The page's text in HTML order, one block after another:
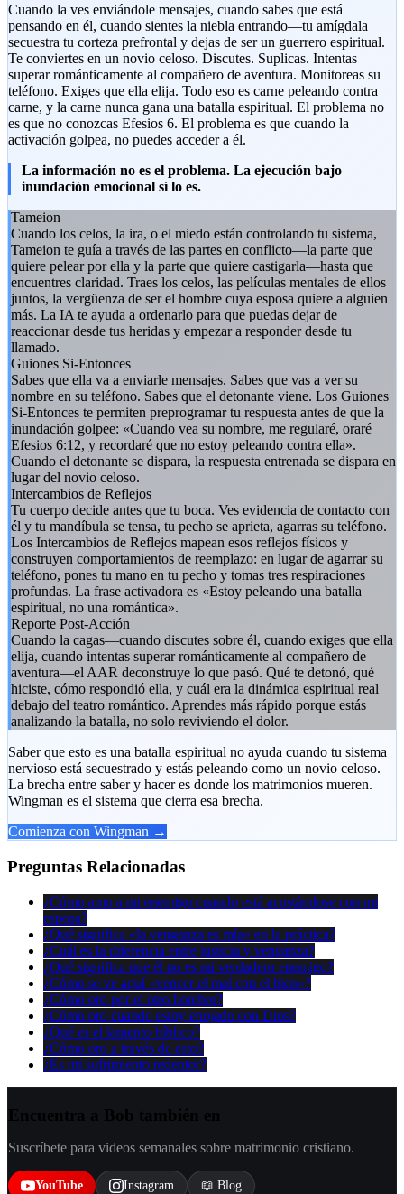
Cuando la ves enviándole mensajes, cuando sabes que está
pensando en él, cuando sientes la niebla entrando—tu amígdala
secuestra tu corteza prefrontal y dejas de ser un guerrero espiritual.
Te conviertes en un novio celoso. Discutes. Suplicas. Intentas
superar románticamente al compañero de aventura. Monitoreas su
teléfono. Exiges que ella elija. Todo eso es carne peleando contra
carne, y la carne nunca gana una batalla espiritual. El problema no
es que no conozcas Efesios 6. El problema es que cuando la
activación golpea, no puedes acceder a él.
La información no es el problema. La ejecución bajo
inundación emocional sí lo es.
Tameion
Cuando los celos, la ira, o el miedo están controlando tu sistema,
Tameion te guía a través de las partes en conflicto—la parte que
quiere pelear por ella y la parte que quiere castigarla—hasta que
encuentres claridad. Traes los celos, las películas mentales de ellos
juntos, la vergüenza de ser el hombre cuya esposa quiere a alguien
más. La IA te ayuda a ordenarlo para que puedas dejar de
reaccionar desde tus heridas y empezar a responder desde tu
llamado.
Guiones Si-Entonces
Sabes que ella va a enviarle mensajes. Sabes que vas a ver su
nombre en su teléfono. Sabes que el detonante viene. Los Guiones
Si-Entonces te permiten preprogramar tu respuesta antes de que la
inundación golpee: «Cuando vea su nombre, me regularé, oraré
Efesios 6:12, y recordaré que no estoy peleando contra ella».
Cuando el detonante se dispara, la respuesta entrenada se dispara en
lugar del novio celoso.
Intercambios de Reflejos
Tu cuerpo decide antes que tu boca. Ves evidencia de contacto con
él y tu mandíbula se tensa, tu pecho se aprieta, agarras su teléfono.
Los Intercambios de Reflejos mapean esos reflejos físicos y
construyen comportamientos de reemplazo: en lugar de agarrar su
teléfono, pones tu mano en tu pecho y tomas tres respiraciones
profundas. La frase activadora es «Estoy peleando una batalla
espiritual, no una romántica».
Reporte Post-Acción
Cuando la cagas—cuando discutes sobre él, cuando exiges que ella
elija, cuando intentas superar románticamente al compañero de
aventura—el AAR deconstruye lo que pasó. Qué te detonó, qué
hiciste, cómo respondió ella, y cuál era la dinámica espiritual real
debajo del teatro romántico. Aprendes más rápido porque estás
analizando la batalla, no solo reviviendo el dolor.
Saber que esto es una batalla espiritual no ayuda cuando tu sistema
nervioso está secuestrado y estás peleando como un novio celoso.
La brecha entre saber y hacer es donde los matrimonios mueren.
Wingman es el sistema que cierra esa brecha.
Comienza con Wingman →
Preguntas Relacionadas
¿Cómo amo a mi enemigo cuando está acostándose con mi
esposa?
¿Qué significa «la venganza es mía» en la práctica?
¿Cuál es la diferencia entre justicia y venganza?
¿Qué significa que él no es mi verdadero enemigo?
¿Cómo se ve aquí «vencer el mal con el bien»?
¿Cómo oro por el otro hombre?
¿Cómo oro cuando estoy enojado con Dios?
¿Qué es el lamento bíblico?
¿Cómo oro a través de esto?
¿Es mi sufrimiento redentor?
Suscríbete para videos semanales sobre matrimonio cristiano.
YouTube Instagram 📖 Blog